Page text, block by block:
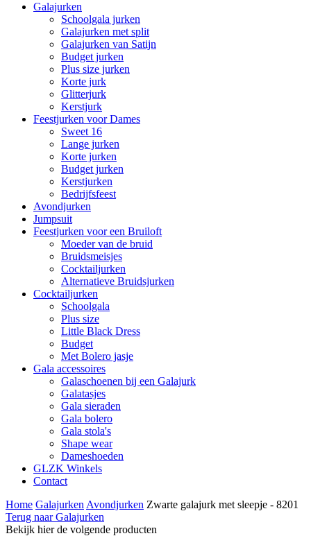
Galajurken
Schoolgala jurken
Galajurken met split
Galajurken van Satijn
Budget jurken
Plus size jurken
Korte jurk
Glitterjurk
Kerstjurk
Feestjurken voor Dames
Sweet 16
Lange jurken
Korte jurken
Budget jurken
Kerstjurken
Bedrijfsfeest
Avondjurken
Jumpsuit
Feestjurken voor een Bruiloft
Moeder van de bruid
Bruidsmeisjes
Cocktailjurken
Alternatieve Bruidsjurken
Cocktailjurken
Schoolgala
Plus size
Little Black Dress
Budget
Met Bolero jasje
Gala accessoires
Galaschoenen bij een Galajurk
Galatasjes
Gala sieraden
Gala bolero
Gala stola's
Shape wear
Dameshoeden
GLZK Winkels
Contact
Home Galajurken Avondjurken Zwarte galajurk met sleepje - 8201
Terug naar Galajurken
Bekijk hier de volgende producten